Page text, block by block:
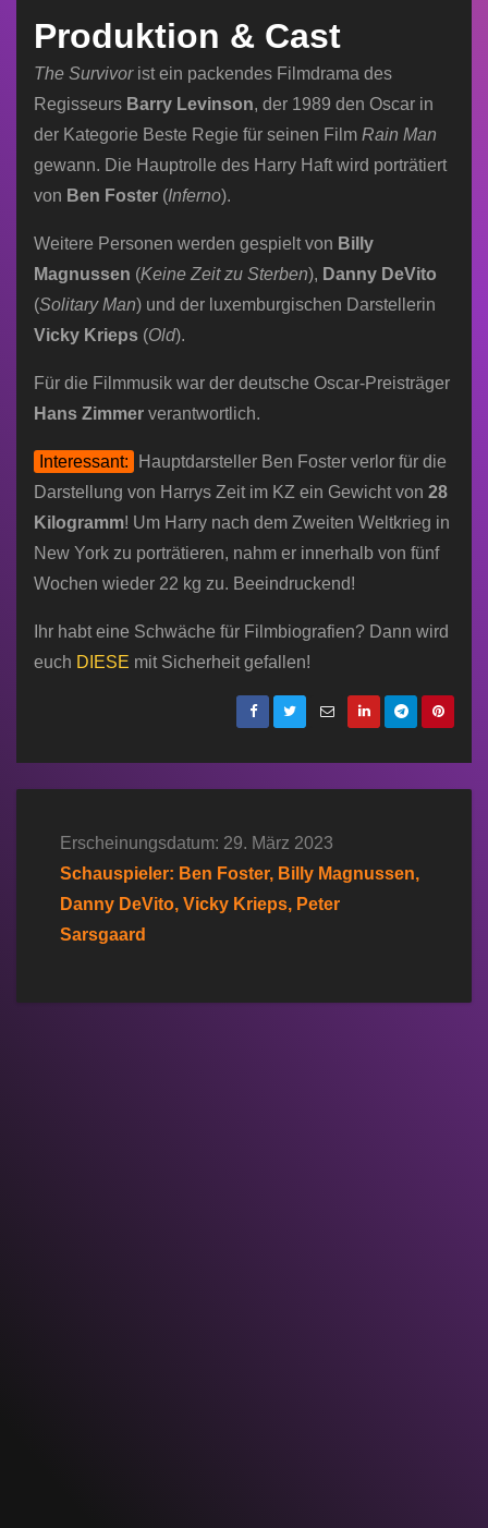
Leonine
Produktion & Cast
The Survivorist ein packendes Filmdrama des
Regisseurs Barry Levinson, der 1989 den Oscar in
der Kategorie Beste Regie für seinen Film Rain Man
gewann. Die Hauptrolle des Harry Haft wird porträtiert
von Ben Foster (Inferno).
Weitere Personen werden gespielt von Billy
Magnussen (Keine Zeit zu Sterben), Danny DeVito
(Solitary Man) und der luxemburgischen Darstellerin
Vicky Krieps (Old).
Für die Filmmusik war der deutsche Oscar-Preisträger
Hans Zimmer verantwortlich.
Interessant:
Hauptdarsteller Ben Foster verlor für die
Darstellung von Harrys Zeit im KZ ein Gewicht von 28
Kilogramm! Um Harry nach dem Zweiten Weltkrieg in
New York zu porträtieren, nahm er innerhalb von fünf
Wochen wieder 22 kg zu. Beeindruckend!
Ihr habt eine Schwäche für Filmbiografien? Dann wird
euch DIESE mit Sicherheit gefallen!
Erscheinungsdatum: 29. März 2023
Schauspieler: Ben Foster, Billy Magnussen,
Danny DeVito, Vicky Krieps, Peter
Sarsgaard